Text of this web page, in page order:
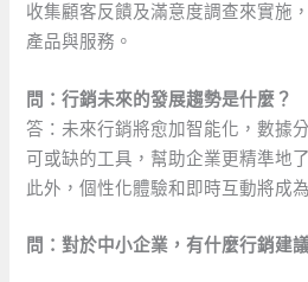
收集顧客反饋及滿意度調查來實施
產品與服務。
問：行銷未來的發展趨勢是什麼？
答：未來行銷將愈加智能化，數據
可或缺的工具，幫助企業更精準地
此外，個性化體驗和即時互動將成
問：對於中小企業，有什麼行銷建